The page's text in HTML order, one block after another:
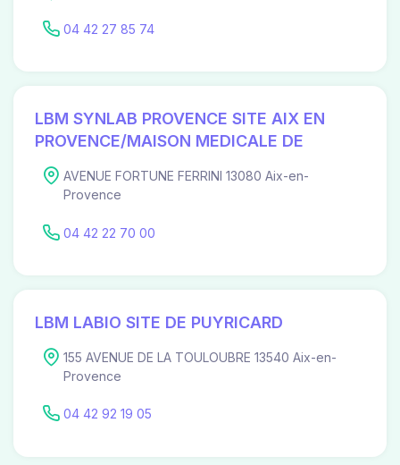
04 42 27 85 74
LBM SYNLAB PROVENCE SITE AIX EN
PROVENCE/MAISON MEDICALE DE
AVENUE FORTUNE FERRINI 13080 Aix-en-
Provence
04 42 22 70 00
LBM LABIO SITE DE PUYRICARD
155 AVENUE DE LA TOULOUBRE 13540 Aix-en-
Provence
04 42 92 19 05